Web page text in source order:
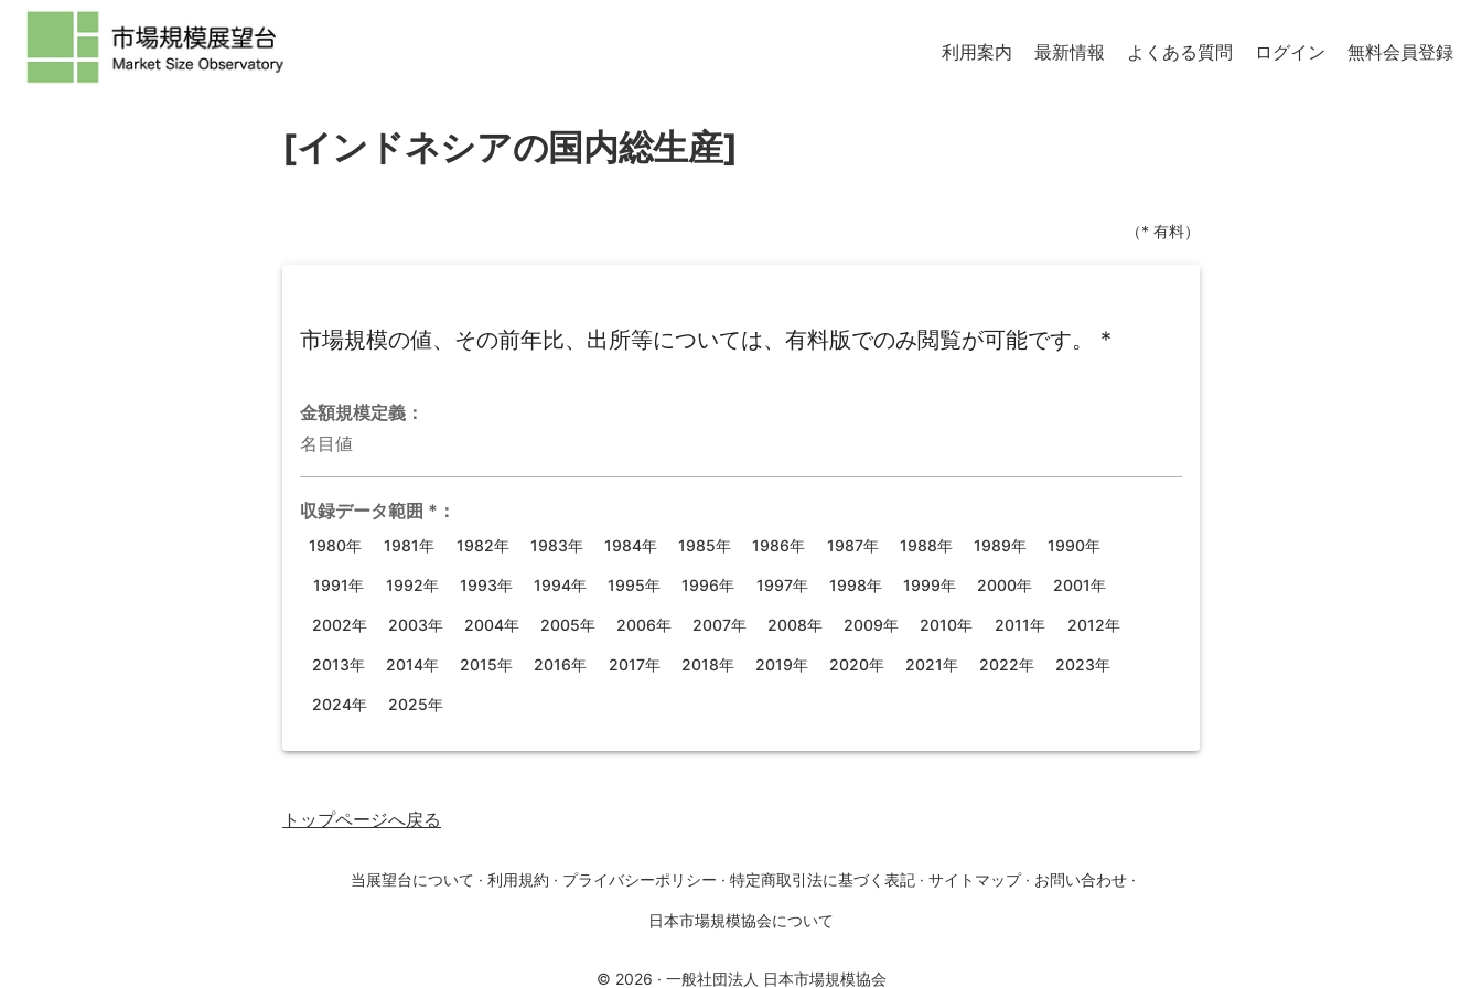
利用案内 最新情報 よくある質問 ログイン 無料会員登録
[インドネシアの国内総生産]
（* 有料）
市場規模の値、その前年比、出所等については、有料版でのみ閲覧が可能です。 *
金額規模定義：
名目値
収録データ範囲 * ：
1980年 1981年 1982年 1983年 1984年 1985年 1986年 1987年 1988年 1989年 1990年
1991年 1992年 1993年 1994年 1995年 1996年 1997年 1998年 1999年 2000年 2001年
2002年 2003年 2004年 2005年 2006年 2007年 2008年 2009年 2010年 2011年 2012年
2013年 2014年 2015年 2016年 2017年 2018年 2019年 2020年 2021年 2022年 2023年
2024年 2025年
トップページへ戻る
当展望台について · 利用規約 · プライバシーポリシー · 特定商取引法に基づく表記 · サイトマップ · お問い合わせ ·
日本市場規模協会について
© 2026 · 一般社団法人 日本市場規模協会